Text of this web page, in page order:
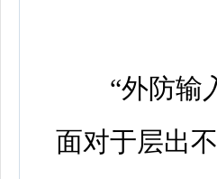
“外防输入
面对于层出